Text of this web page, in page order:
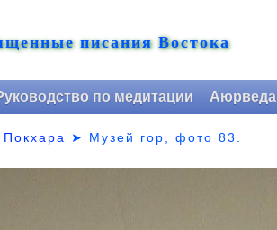
писания Востока
по медитации Аюрведа
Покхара ➤ Музей гор,фото 83.